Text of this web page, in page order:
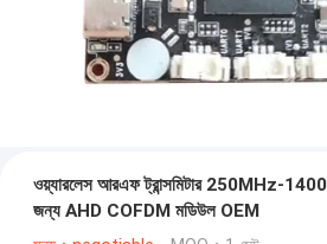
ওয়্যারলেস আরএফ ট্রান্সমিটার 250MHz-
জন্য AHD COFDM মডিউল OEM